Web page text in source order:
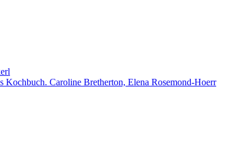
Kochbuch. Caroline Bretherton, Elena Rosemond-Hoerr